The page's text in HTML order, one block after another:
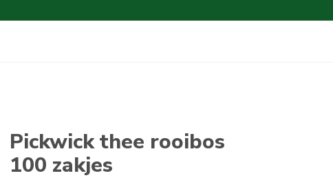
Pickwick thee rooibos
100 zakjes